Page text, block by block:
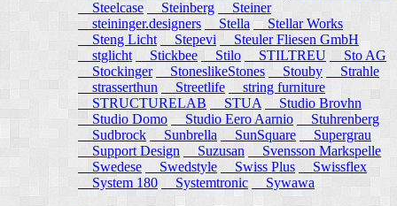
Steelcase
Steinberg
Steiner
steininger.designers
Stella Stellar Works
Steng Licht
Stepevi
Steuler Fliesen GmbH
stglicht
Stickbee Stilo STILTREU
Sto AG
Stockinger
StoneslikeStones Stouby
Strahle
strasserthun
Streetlife
string furniture
STRUCTURELAB
STUA
Studio Brovhn
Studio Domo
Studio Eero Aarnio
Stuhrenberg
Sudbrock
Sunbrella SunSquare
Supergrau
Support Design
Suzusan
Svensson Markspelle
Swedese
Swedstyle Swiss Plus
Swissflex
System 180
Systemtronic Sywawa